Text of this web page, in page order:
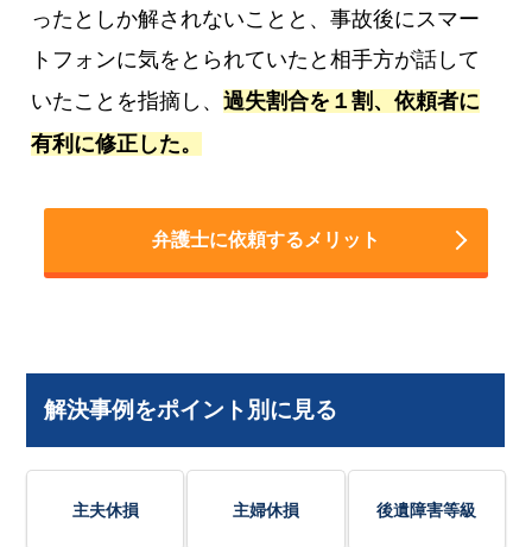
ったとしか解されないことと、事故後にスマー
トフォンに気をとられていたと相手方が話して
いたことを指摘し、過失割合を１割、依頼者に
有利に修正した。
弁護士に依頼するメリット
解決事例をポイント別に見る
主夫休損 主婦休損 後遺障害等級